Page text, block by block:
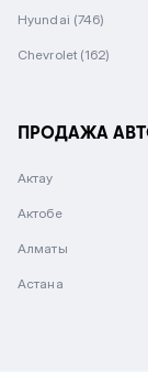
Hyundai (746)
Chevrolet (162)
ПРОДАЖА
Актау
Актобе
Алматы
Астана